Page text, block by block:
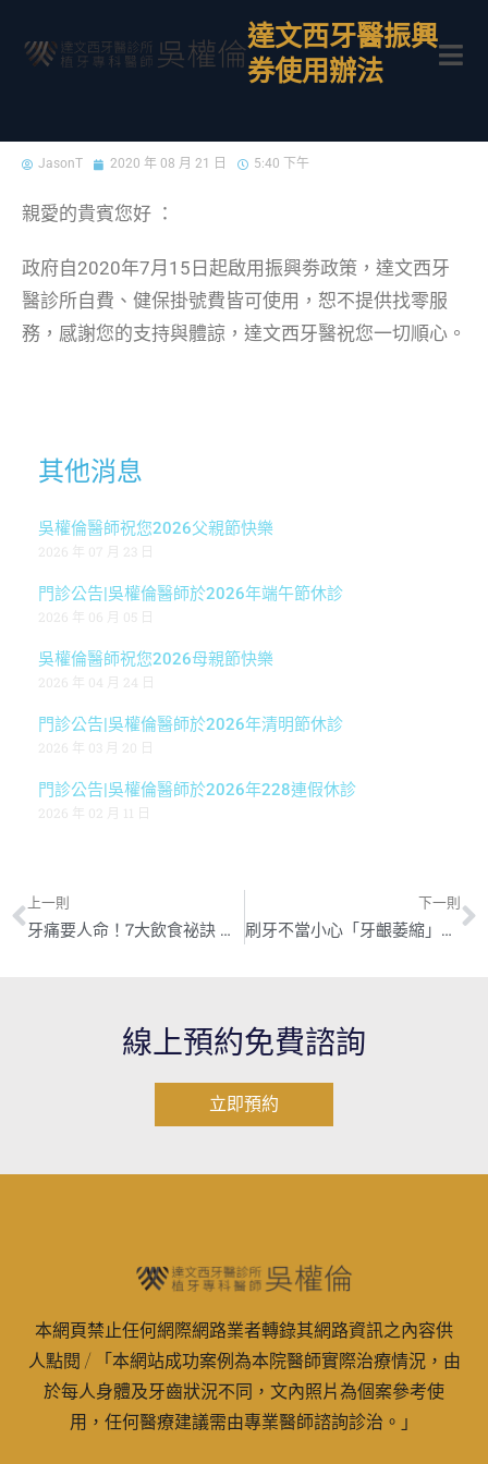
達文西牙醫振興
券使用辦法
JasonT 2020 年 08 月 21 日 5:40 下午
親愛的貴賓您好 ：
政府自2020年7月15日起啟用振興劵政策，達文西牙
醫診所自費、健保掛號費皆可使用，恕不提供找零服
務，感謝您的支持與體諒，達文西牙醫祝您一切順心。
其他消息
吳權倫醫師祝您2026父親節快樂
2026 年 07 月 23 日
門診公告|吳權倫醫師於2026年端午節休診
2026 年 06 月 05 日
吳權倫醫師祝您2026母親節快樂
2026 年 04 月 24 日
門診公告|吳權倫醫師於2026年清明節休診
2026 年 03 月 20 日
門診公告|吳權倫醫師於2026年228連假休診
2026 年 02 月 11 日
上一則
牙痛要人命！7大飲食祕訣 甩開蛀牙、打造強健牙齒
下一則
刷牙不當小心「牙齦萎縮」 3步驟自我檢視
線上預約免費諮詢
立即預約
本網頁禁止任何網際網路業者轉錄其網路資訊之內容供
人點閱 / 「本網站成功案例為本院醫師實際治療情況，由
於每人身體及牙齒狀況不同，文內照片為個案參考使
用，任何醫療建議需由專業醫師諮詢診治。」